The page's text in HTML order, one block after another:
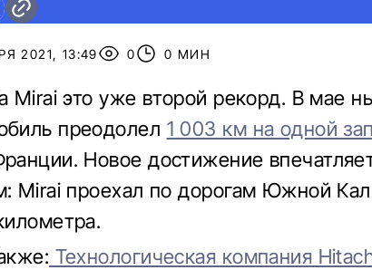
2021, 13:49 0 0 МИН
Mirai это уже второй рекорд. В мае
преодолел 1 003 км на одной
Новое достижение
Mirai проехал по дорогам Южной
Технологическая компания